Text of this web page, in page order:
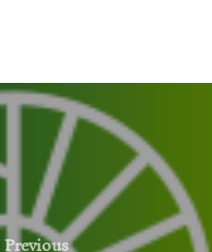
Previous
Previous